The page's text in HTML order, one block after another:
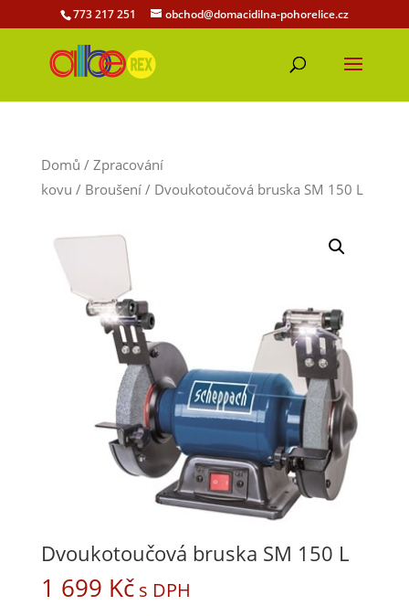
773 217 251 obchod@domacidilna-pohorelice.cz
Domů / Zpracování
kovu / Broušení/ Dvoukotoučová bruska SM 150 L
Dvoukotoučová bruska SM 150 L
1 699 Kč s DPH